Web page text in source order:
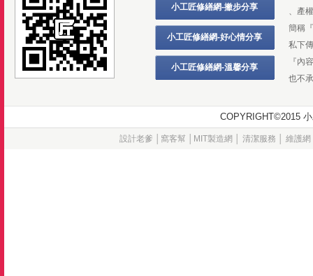
小工匠修繕網-撇步分享
小工匠修繕網-好心情分享
小工匠修繕網-溫馨分享
、產
簡稱
私下
『內
也不
設計老爹 窩客幫│ MIT製造網 清潔服務 維護網